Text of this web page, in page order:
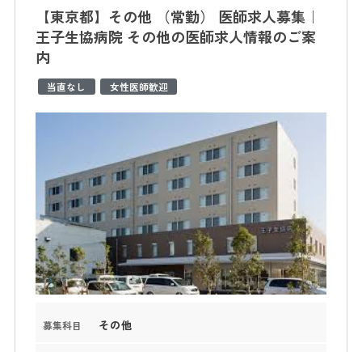
【東京都】その他 （常勤） 医師求人募集｜
王子生協病院 その他の医師求人情報のご案
内
当直なし 女性医師歓迎
募集科目 その他